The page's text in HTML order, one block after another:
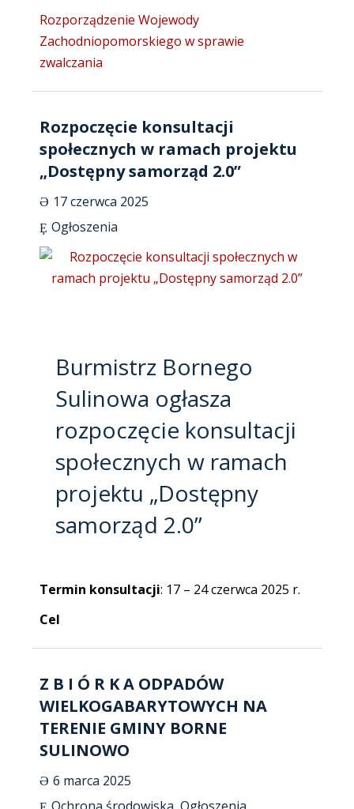
Rozporządzenie Wojewody
Zachodniopomorskiego w sprawie
zwalczania
Rozpoczęcie konsultacji
społecznych w ramach projektu
„Dostępny samorząd 2.0”
17 czerwca 2025
Ogłoszenia
Burmistrz Bornego
Sulinowa ogłasza
rozpoczęcie konsultacji
społecznych w ramach
projektu „Dostępny
samorząd 2.0”
Termin konsultacji: 17 – 24 czerwca 2025 r.
Cel
Z B I Ó R K A ODPADÓW
WIELKOGABARYTOWYCH NA
TERENIE GMINY BORNE
SULINOWO
6 marca 2025